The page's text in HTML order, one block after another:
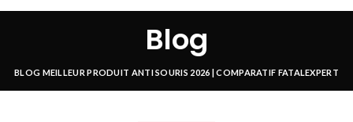
Blog
BLOG MEILLEUR PRODUIT ANTI SOURIS 2026 | COMPARATIF FATALEXPERT